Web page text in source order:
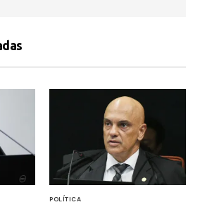
POLÍTICA